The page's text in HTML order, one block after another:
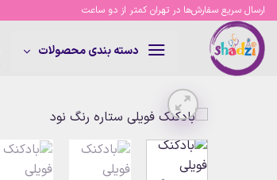
Skip
content
ارسال سریع سفارش‌ها در تهران کمتر از دو ساعت
دسته بندی محصولات